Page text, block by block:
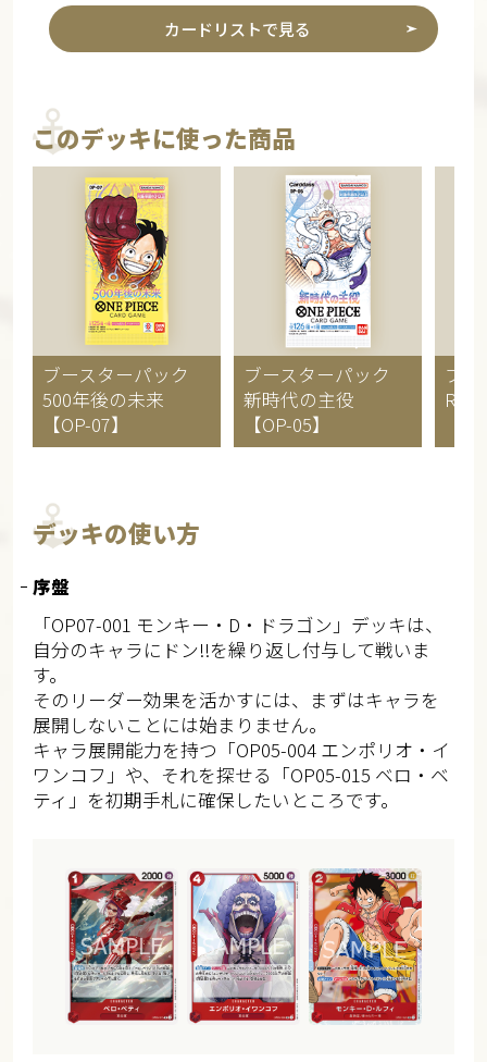
カードリストで見る
このデッキに使った商品
ブースターパック
500年後の未来
【OP-07】
ブースターパック
新時代の主役
【OP-05】
ブ
デッキの使い方
序盤
「OP07-001 モンキー・D・ドラゴン」デッキは、
自分のキャラにドン!!を繰り返し付与して戦いま
す。
そのリーダー効果を活かすには、まずはキャラを
展開しないことには始まりません。
キャラ展開能力を持つ「OP05-004 エンポリオ・イ
ワンコフ」や、それを探せる「OP05-015 ベロ・ベ
ティ」を初期手札に確保したいところです。